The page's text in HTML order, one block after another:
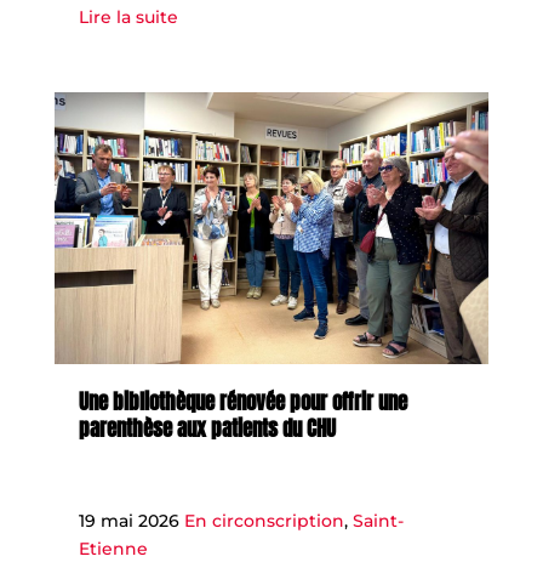
Lire la suite
Une bibliothèque rénovée pour offrir une
parenthèse aux patients du CHU
19 mai 2026 En circonscription, Saint-
Etienne